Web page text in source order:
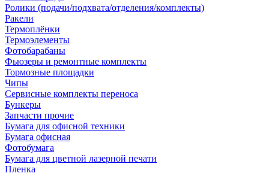
Ролики (подачи/подхвата/отделения/комплекты)
Ракели
Термоплёнки
Термоэлементы
Фотобарабаны
Фьюзеры и ремонтные комплекты
Тормозные площадки
Чипы
Сервисные комплекты переноса
Бункеры
Запчасти прочие
Бумага для офисной техники
Бумага офисная
Фотобумага
Бумага для цветной лазерной печати
Пленка